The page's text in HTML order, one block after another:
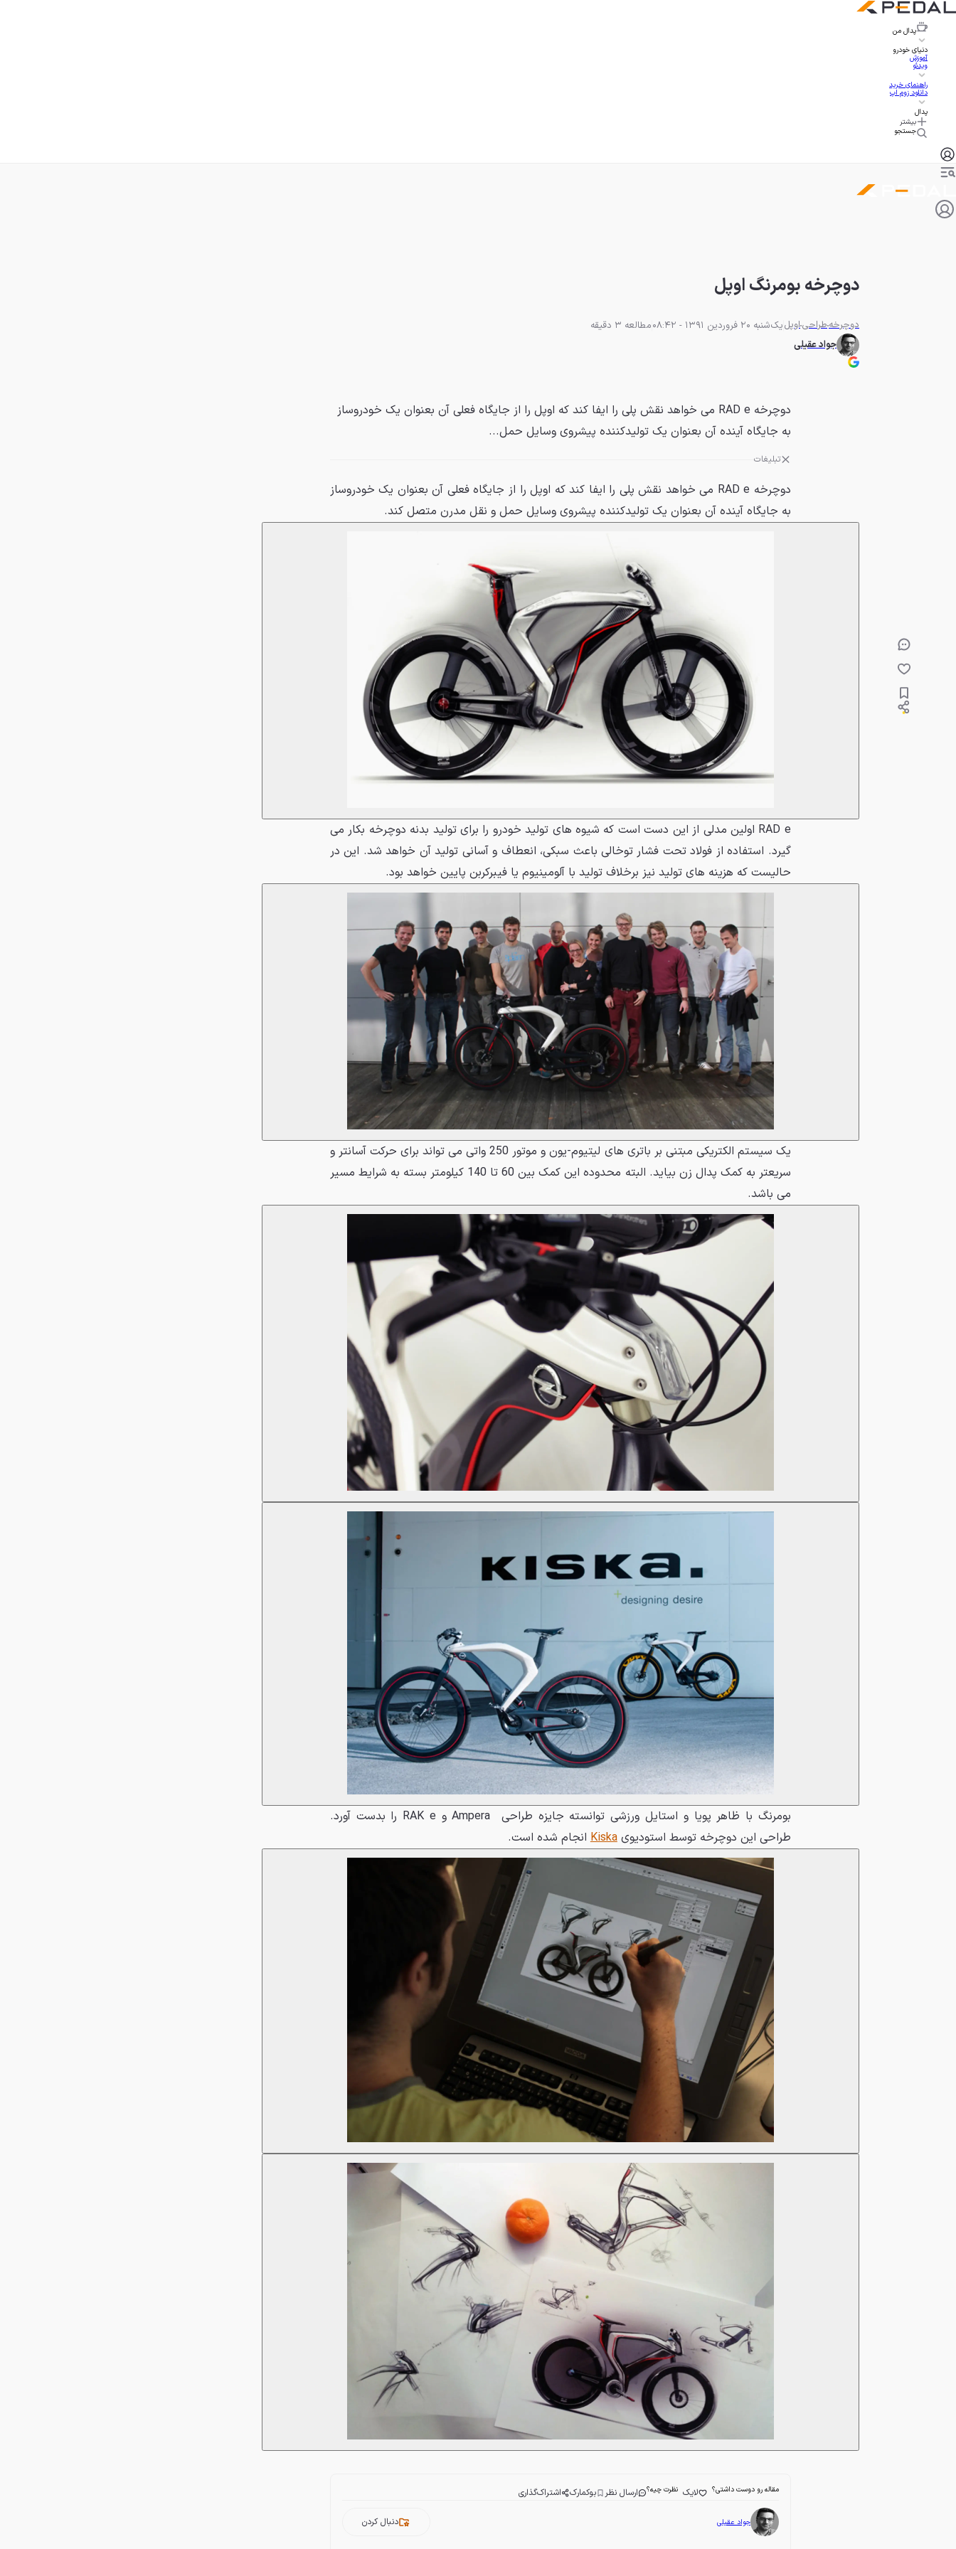
پدال من
دنیای خودرو
آموزش
ویدئو
راهنمای خرید
دانلود زوم اپ
پدال
بیشتر
جستجو
دوچرخه بومرنگ اوپل
دوچرخهطراحیاوپلیک‌شنبه 20 فروردین 1391 - 08:42
مطالعه 3 دقیقه
جواد عقیلی
دوچرخه RAD e می خواهد نقش پلی را ایفا کند که اوپل را از جایگاه فعلی آن بعنوان یک خودروساز
به جایگاه آینده آن بعنوان یک تولیدکننده پیشروی وسایل حمل...
تبلیغات
دوچرخه RAD e می خواهد نقش پلی را ایفا کند که اوپل را از جایگاه فعلی آن بعنوان یک خودروساز
به جایگاه آینده آن بعنوان یک تولیدکننده پیشروی وسایل حمل و نقل مدرن متصل کند.
RAD e اولین مدلی از این دست است که شیوه های تولید خودرو را برای تولید بدنه دوچرخه بکار می
گیرد. استفاده از فولاد تحت فشار توخالی باعث سبکی، انعطاف و آسانی تولید آن خواهد شد. این در
حالیست که هزینه های تولید نیز برخلاف تولید با آلومینیوم یا فیبرکربن پایین خواهد بود.
یک سیستم الکتریکی مبتنی بر باتری های لیتیوم-یون و موتور 250 واتی می تواند برای حرکت آسانتر و
سریعتر به کمک پدال زن بیاید. البته محدوده این کمک بین 60 تا 140 کیلومتر بسته به شرایط مسیر
می باشد.
بومرنگ با ظاهر پویا و استایل ورزشی توانسته جایزه طراحی Ampera و RAK e را بدست آورد.
طراحی این دوچرخه توسط استودیویKiskaانجام شده است.
مقاله رو دوست داشتی؟ لایک نظرت چیه؟ ارسال نظر بوکمارک اشتراک‌گذاری
جواد عقیلی دنبال کردن